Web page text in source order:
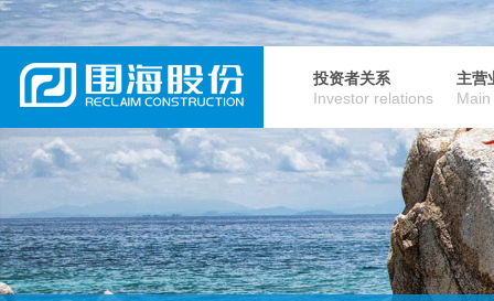
投资者关系
Investor relations
主营